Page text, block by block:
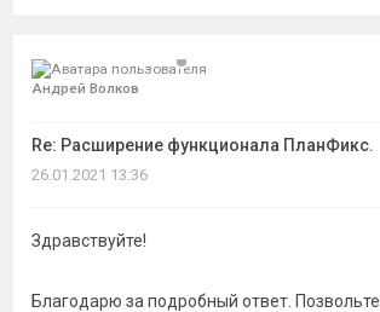
Андрей Волков
Re: Расширение функционала ПланФикс.
26.01.2021 13:36
Здравствуйте!
Благодарю за подробный ответ. Позвольте